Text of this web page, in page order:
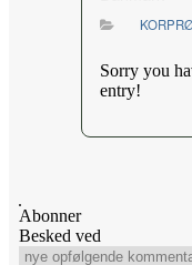
Sorry you
entry!
Abonner
Besked ved